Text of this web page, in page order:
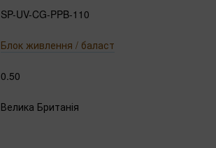
SP-UV-CG-PPB-110
Блок живлення / баласт
0.50
Велика Британія